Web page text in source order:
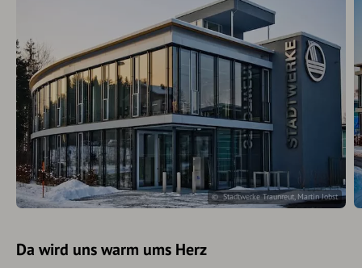
© Stadtwerke Traunreut, Martin Jobst
Da wird uns warm ums Herz